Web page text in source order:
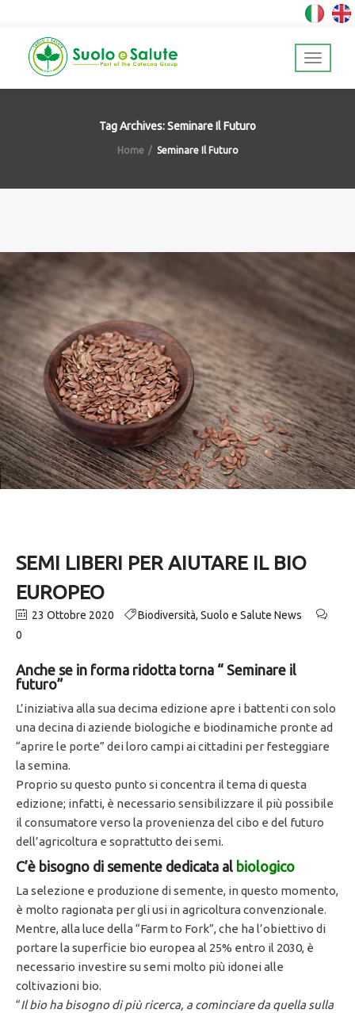
Tag Archives: Seminare Il Futuro
Home Seminare Il Futuro
SEMI LIBERI PER AIUTARE IL BIO
EUROPEO
23 Ottobre 2020 Biodiversità, Suolo e Salute News
0
Anche se in forma ridotta torna “ Seminare il
futuro”
L’iniziativa alla sua decima edizione apre i battenti con solo
una decina di aziende biologiche e biodinamiche pronte ad
“aprire le porte” dei loro campi ai cittadini per festeggiare
la semina.
Proprio su questo punto si concentra il tema di questa
edizione; infatti, è necessario sensibilizzare il più possibile
il consumatore verso la provenienza del cibo e del futuro
dell’agricoltura e soprattutto dei semi.
C’è bisogno di semente dedicata al biologico
La selezione e produzione di semente, in questo momento,
è molto ragionata per gli usi in agricoltura convenzionale.
Mentre, alla luce della “Farm to Fork”, che ha l’obiettivo di
portare la superficie bio europea al 25% entro il 2030, è
necessario investire su semi molto più idonei alle
coltivazioni bio.
“Il bio ha bisogno di più ricerca, a cominciare da quella sulla